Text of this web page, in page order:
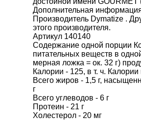
Дополнительная
Производитель Dymatize .
этого производителя.
Артикул 140140
Содержание одной порции
питательных веществ в
мерная ложка = ок. 32 г)
Калории - 125, в т. ч.
Всего жиров - 1,5 г,
г
Всего углеводов - 6 г
Протеин - 21 г
Холестерол - 20 мг